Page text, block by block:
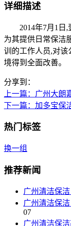
详细描述
2014年7月1日,
为其提供日常保洁
训的工作人员,对该
境得到全面改善。
分享到：
上一篇 ：广州大朗
下一篇 ：加多宝保
热门标签
换一组
推荐新闻
广州清洁保
广州清洁保
07
广州清洁保